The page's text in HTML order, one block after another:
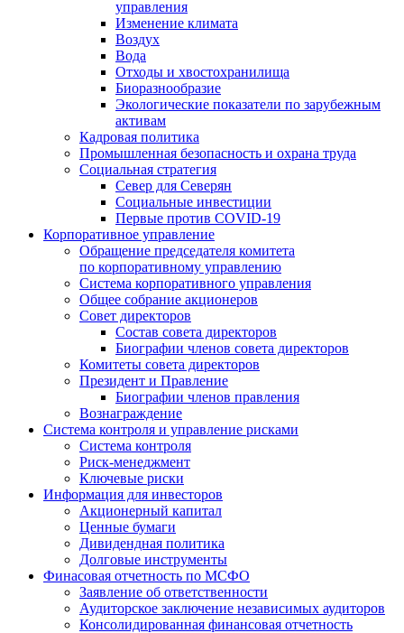
управления
Изменение климата
Воздух
Вода
Отходы и хвостохранилища
Биоразнообразие
Экологические показатели по зарубежным
активам
Кадровая политика
Промышленная безопасность и охрана труда
Социальная стратегия
Север для Северян
Социальные инвестиции
Первые против COVID‑19
Корпоративное управление
Обращение председателя комитета
по корпоративному управлению
Система корпоративного управления
Общее собрание акционеров
Совет директоров
Состав совета директоров
Биографии членов совета директоров
Комитеты совета директоров
Президент и Правление
Биографии членов правления
Вознаграждение
Система контроля и управление рисками
Система контроля
Риск-менеджмент
Ключевые риски
Информация для инвесторов
Акционерный капитал
Ценные бумаги
Дивидендная политика
Долговые инструменты
Финасовая отчетность по МСФО
Заявление об ответственности
Аудиторское заключение независимых аудиторов
Консолидированная финансовая отчетность